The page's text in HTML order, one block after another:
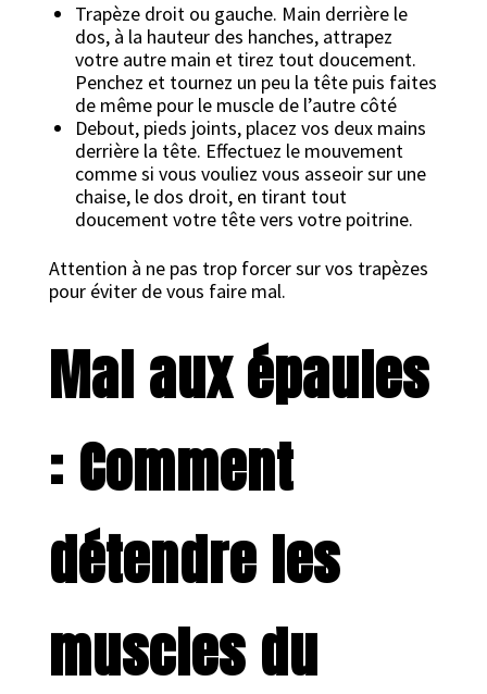
Trapèze droit ou gauche. Main derrière le
dos, à la hauteur des hanches, attrapez
votre autre main et tirez tout doucement.
Penchez et tournez un peu la tête puis faites
de même pour le muscle de l’autre côté
Debout, pieds joints, placez vos deux mains
derrière la tête. Effectuez le mouvement
comme si vous vouliez vous asseoir sur une
chaise, le dos droit, en tirant tout
doucement votre tête vers votre poitrine.
Attention à ne pas trop forcer sur vos trapèzes
pour éviter de vous faire mal.
Mal aux épaules
: Comment
détendre les
muscles du